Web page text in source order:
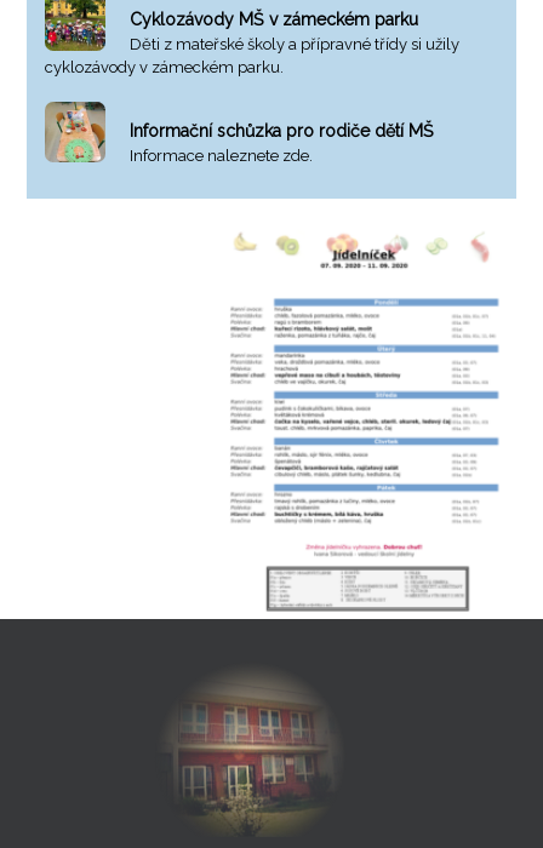
Cyklozávody MŠ v zámeckém parku
Děti z mateřské školy a přípravné třídy si užily
cyklozávody v zámeckém parku.
Informační schůzka pro rodiče dětí MŠ
Informace naleznete zde.